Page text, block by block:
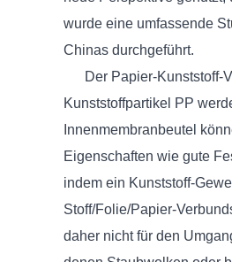
wurde eine umfassende
Chinas durchgeführt.
Der Papier-Kunststoff-
Kunststoffpartikel PP
Innenmembranbeutel
Eigenschaften wie gute
indem ein Kunststoff-
Stoff/Folie/Papier-
daher nicht für den